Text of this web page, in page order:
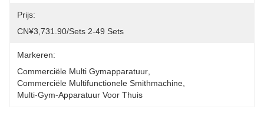
Prijs:
CN¥3,731.90/sets 2-49 Sets
Markeren:
Commerciële Multi Gymapparatuur
Commerciële Multifunctionele Smithmachine
Multi-Gym-Apparatuur Voor Thuis